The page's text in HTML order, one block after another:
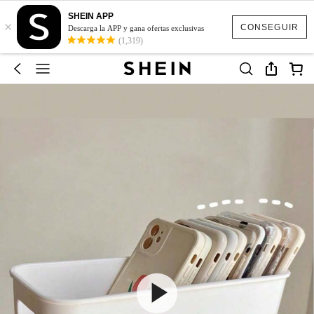
CONSEGUIR
×
SHEIN APP
Descarga la APP y gana ofertas exclusivas
(1,319)